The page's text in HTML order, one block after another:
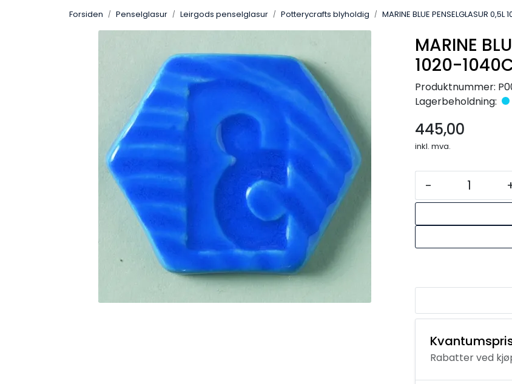
Forsiden Penselglasur Leirgods penselglasur Potterycrafts blyholdig MARINE BLUE PENSELGLASUR 0,5L
MARINE
1020-
Produktnummer:
Lagerbeholdning:
445,00
inkl. mva.
-
Rabatter ved